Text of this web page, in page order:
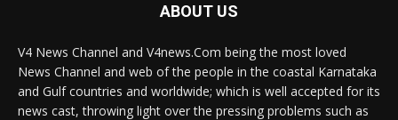
ABOUT US
V4 News Channel and V4news.Com being the most loved
News Channel and web of the people in the coastal Karnataka
and Gulf countries and worldwide; which is well accepted for its
news cast, throwing light over the pressing problems such as